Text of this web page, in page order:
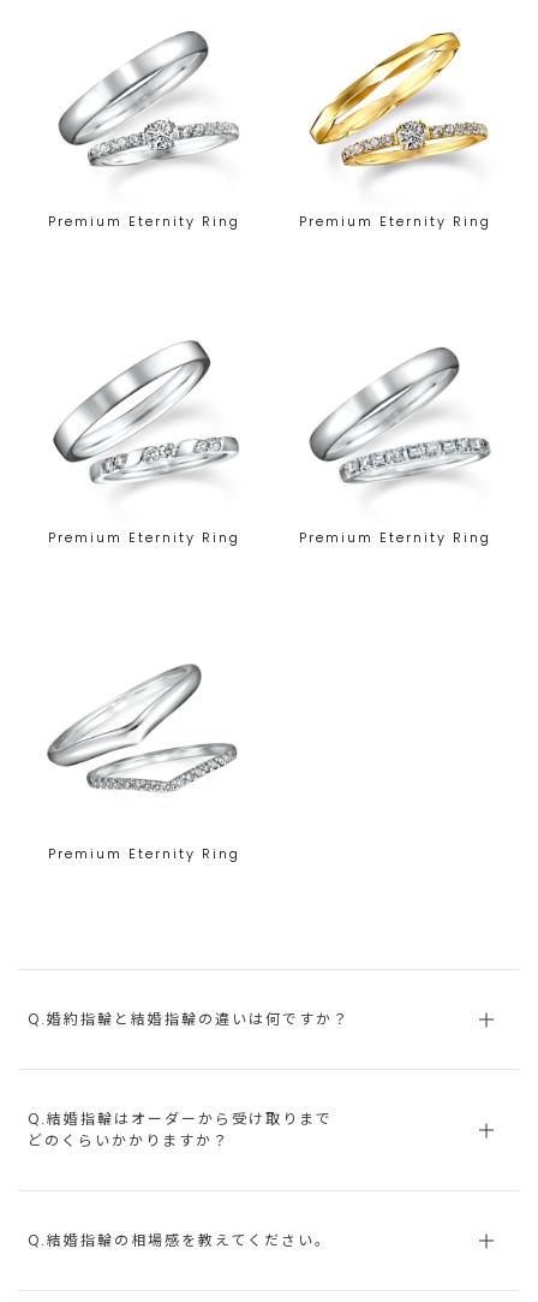
Premium Eternity Ring Premium Eternity Ring
Premium Eternity Ring Premium Eternity Ring
Premium Eternity Ring
Q.婚約指輪と結婚指輪の違いは何ですか？
Q.結婚指輪はオーダーから受け取りまで
どのくらいかかりますか？
Q.結婚指輪の相場感を教えてください。